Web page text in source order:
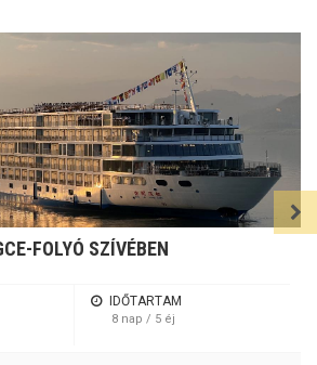
FOLYÓ SZÍVÉBEN
IDŐTARTAM
8 nap / 5 éj